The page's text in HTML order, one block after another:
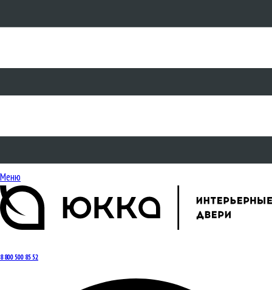
Меню
8 800 500 85 52